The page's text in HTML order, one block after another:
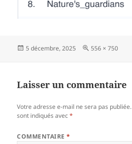
Publié
5 décembre, 2025
Taille
556 × 750
Laisser un commentaire
Votre adresse e-mail ne sera pas publiée.
sont indiqués avec*
COMMENTAIRE*